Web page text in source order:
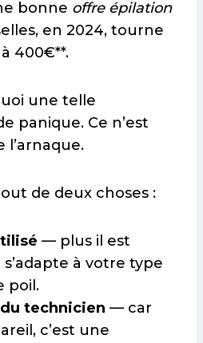
bonne offre épilation
en 2024, tourne
400€**.
une telle
panique. Ce n’est
l’arnaque.
de deux choses :
— plus il est
à votre type
poil.
technicien — car
c’est une